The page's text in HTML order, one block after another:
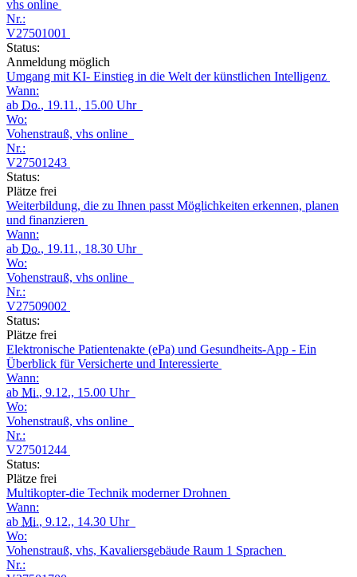
vhs online
Nr.:
V27501001
Status:
Anmeldung möglich
Umgang mit KI- Einstieg in die Welt der künstlichen Intelligenz
Wann:
ab Do., 19.11., 15.00 Uhr
Wo:
Vohenstrauß, vhs online
Nr.:
V27501243
Status:
Plätze frei
Weiterbildung, die zu Ihnen passt Möglichkeiten erkennen, planen
und finanzieren
Wann:
ab Do., 19.11., 18.30 Uhr
Wo:
Vohenstrauß, vhs online
Nr.:
V27509002
Status:
Plätze frei
Elektronische Patientenakte (ePa) und Gesundheits-App - Ein
Überblick für Versicherte und Interessierte
Wann:
ab Mi., 9.12., 15.00 Uhr
Wo:
Vohenstrauß, vhs online
Nr.:
V27501244
Status:
Plätze frei
Multikopter-die Technik moderner Drohnen
Wann:
ab Mi., 9.12., 14.30 Uhr
Wo:
Vohenstrauß, vhs, Kavaliersgebäude Raum 1 Sprachen
Nr.: